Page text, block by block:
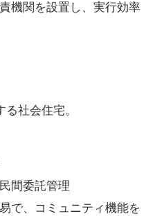
機関を設置し、実行効率
社会住宅。
間委託管理
で、コミュニティ機能を